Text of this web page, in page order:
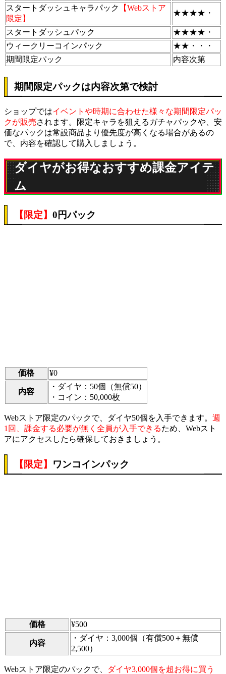
スタートダッシュキャラパック
【Webストア
限定】
★★★★・
スタートダッシュパック
★★★★・
ウィークリーコインパック
★★・・・
期間限定パック
内容次第
期間限定パックは内容次第で検討
ショップではイベントや時期に合わせた様々な期間限定パッ
クが販売されます。限定キャラを狙えるガチャパックや、安
価なパックは常設商品より優先度が高くなる場合があるの
で、内容を確認して購入しましょう。
ダイヤがお得なおすすめ課金アイテ
ム
【限定】 0円パック
価格 ¥0
内容
・ダイヤ：50個（無償50）
・コイン：50,000枚
Webストア限定のパックで、ダイヤ50個を入手できます。 週
1回、課金する必要が無く全員が入手できるため、Webスト
アにアクセスしたら確保しておきましょう。
【限定】 ワンコインパック
価格 ¥500
内容
・ダイヤ：3,000個（有償500＋無償
2,500）
Webストア限定のパックで、 ダイヤ3,000個を超お得に買う